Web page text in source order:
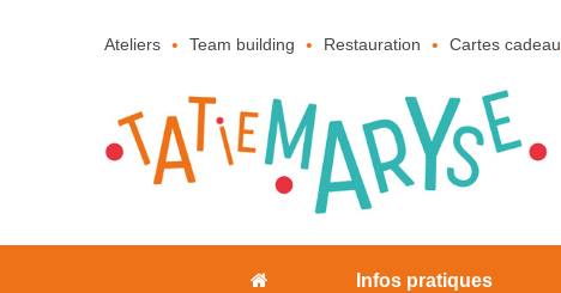
Ateliers Team building Restauration Cartes cadeau
Infos pratiques